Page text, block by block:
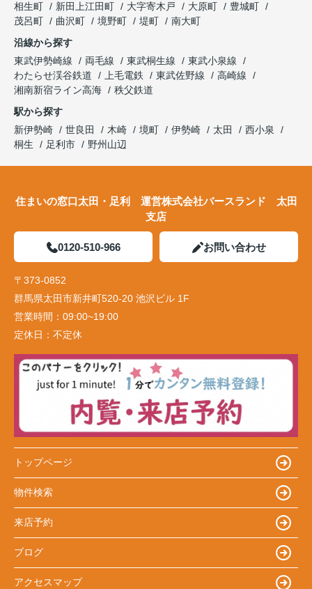
相生町
新田上江田町 大字寄木戸 大原町
豊城町
茂呂町
曲沢町 境野町 堤町
南大町
沿線から探す
東武伊勢崎線
両毛線 東武桐生線
東武小泉線
わたらせ渓谷鉄道
上毛電鉄 東武佐野線
高崎線
湘南新宿ライン高海
秩父鉄道
駅から探す
新伊勢崎
世良田 木崎 境町 伊勢崎 太田
西小泉
桐生
足利市 野州山辺
住まいの窓口太田・足利 運営株式会社バースランド 太田
支店
0120-510-966 お問い合わせ
〒373-0852
群馬県太田市新井町520-20 池沢ビル 1F
営業時間： 09:00~19:00
定休日： 不定休
トップページ
物件検索
来店予約
ブログ
アクセスマップ